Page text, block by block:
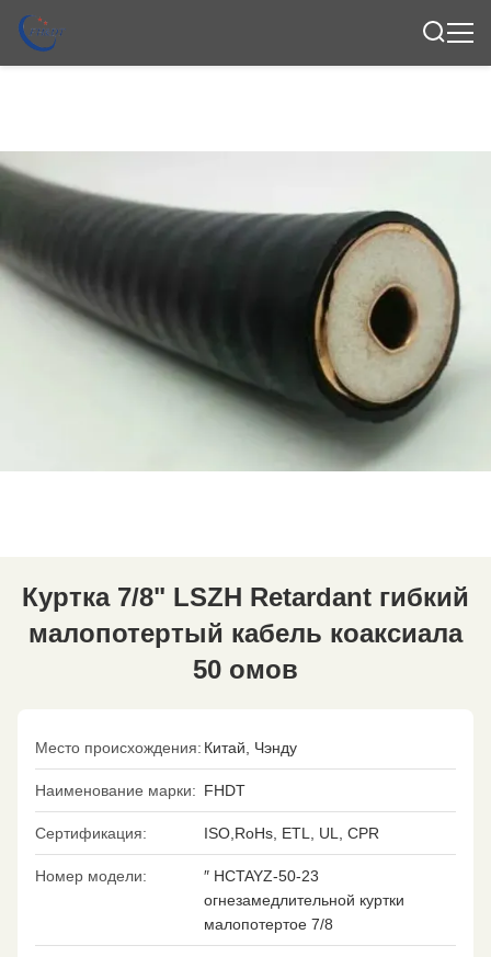
Куртка 7/8" LSZH Retardant гибкий
малопотертый кабель коаксиала
50 омов
Место происхождения: Китай, Чэнду
Наименование марки: FHDT
Сертификация: ISO,RoHs, ETL, UL, CPR
Номер модели:
″ HCTAYZ-50-23
огнезамедлительной куртки
малопотертое 7/8